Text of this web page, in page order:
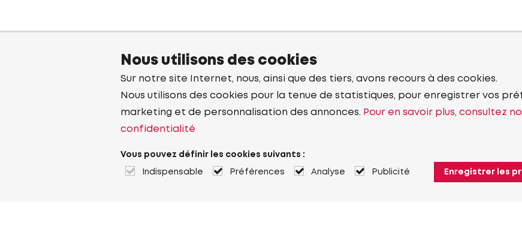
Nous utilisons des cookies
Sur notre site Internet, nous, ainsi que des tiers, avons recours à des cookies.
Nous utilisons des cookies pour la tenue de statistiques, pour enregistrer vos
marketing et de personnalisation des annonces. Pour en savoir plus, consultez
confidentialité
Vous pouvez définir les cookies suivants :
Indispensable Préférences Analyse Publicité Enregistrer les